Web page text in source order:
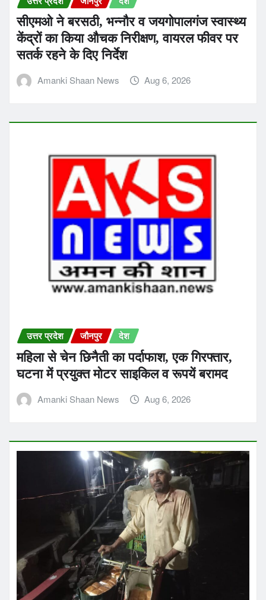
सीएमओ ने बरसठी, भन्नौर व जयगोपालगंज स्वास्थ्य
केंद्रों का किया औचक निरीक्षण, वायरल फीवर पर
सतर्क रहने के दिए निर्देश
Amanki Shaan News Aug 6, 2026
उत्तर प्रदेश जौनपुर देश
महिला से चेन छिनैती का पर्दाफाश, एक गिरफ्तार,
घटना में प्रयुक्त मोटर साइकिल व रूपयें बरामद
Amanki Shaan News Aug 6, 2026